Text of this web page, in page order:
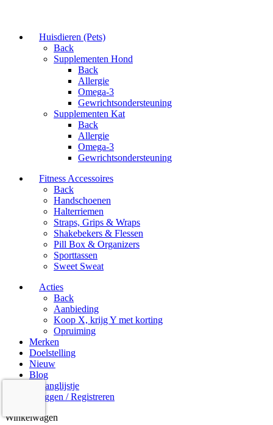
Huisdieren (Pets)
Back
Supplementen Hond
Back
Allergie
Omega-3
Gewrichtsondersteuning
Supplementen Kat
Back
Allergie
Omega-3
Gewrichtsondersteuning
Fitness Accessoires
Back
Handschoenen
Halterriemen
Straps, Grips & Wraps
Shakebekers & Flessen
Pill Box & Organizers
Sporttassen
Sweet Sweat
Acties
Back
Aanbieding
Koop X, krijg Y met korting
Opruiming
Merken
Doelstelling
Nieuw
Blog
Verlanglijstje
Inloggen / Registreren
Winkelwagen